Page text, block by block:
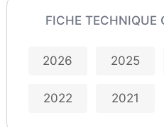
FICHE TECHNIQUE
2026 2025
2022 2021